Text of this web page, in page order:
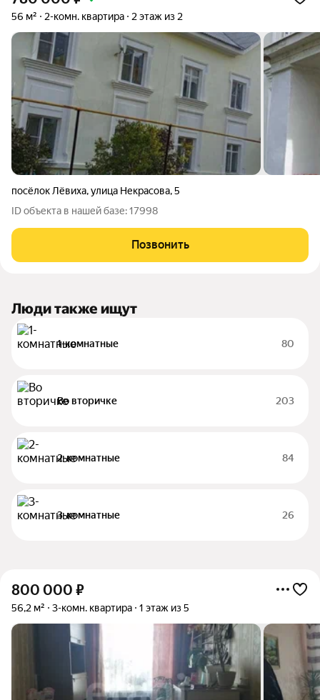
56 м² 2-комн. квартира 2 этаж из 2
посёлок Лёвиха,улица Некрасова,5
ID объекта в нашей базе: 17998
Позвонить
Люди также ищут
1-комнатные 80
Во вторичке 203
2-комнатные 84
3-комнатные 26
800 000 ₽
56,2 м² 3-комн. квартира 1 этаж из 5